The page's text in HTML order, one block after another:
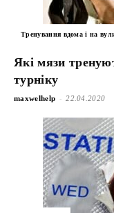
Тренування вдома і на
Які мязи
турніку
maxwelhelp - 22.04.2020